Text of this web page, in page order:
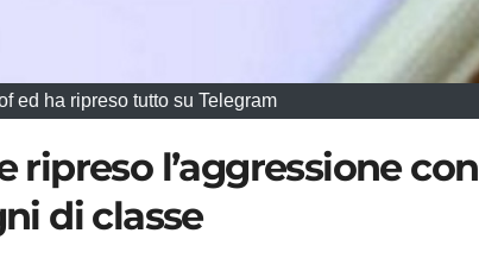
ed ha ripreso tutto su Telegram
ripreso l’aggressione con
di classe